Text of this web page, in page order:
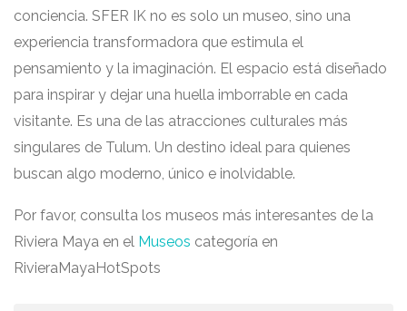
conciencia. SFER IK no es solo un museo, sino una
experiencia transformadora que estimula el
pensamiento y la imaginación. El espacio está diseñado
para inspirar y dejar una huella imborrable en cada
visitante. Es una de las atracciones culturales más
singulares de Tulum. Un destino ideal para quienes
buscan algo moderno, único e inolvidable.
Por favor, consulta los museos más interesantes de la
Riviera Maya en el Museos categoría en
RivieraMayaHotSpots